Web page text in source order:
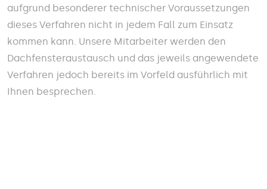
aufgrund besonderer technischer Voraussetzungen
dieses Verfahren nicht in jedem Fall zum Einsatz
kommen kann. Unsere Mitarbeiter werden den
Dachfensteraustausch und das jeweils angewendete
Verfahren jedoch bereits im Vorfeld ausführlich mit
Ihnen besprechen.